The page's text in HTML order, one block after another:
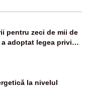
pentru zeci de mii de
adoptat legea privind
la nivelul